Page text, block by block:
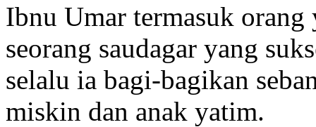
Ibnu Umar termasuk
seorang saudagar yang
selalu ia bagi-bagikan
miskin dan anak yatim.